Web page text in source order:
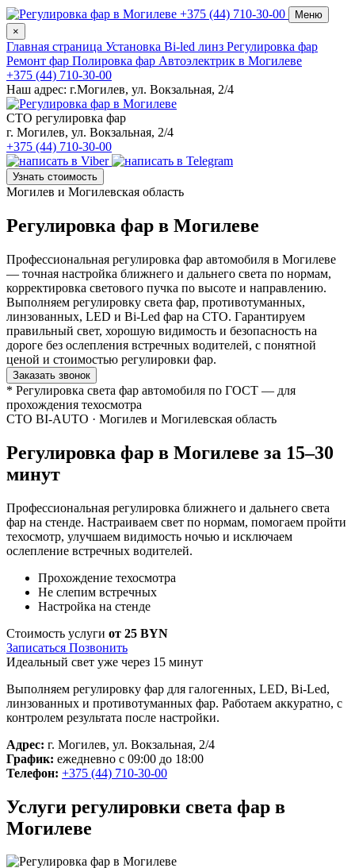
+375 (44) 710-30-00
Меню
×
Главная страница Установка Bi-led линз Регулировка фар
Ремонт фар Полировка фар Автоэлектрик в Могилеве
+375 (44) 710-30-00
Наш адрес: г.Могилев, ул. Вокзальная, 2/4
СТО регулировка фар
г. Могилев, ул. Вокзальная, 2/4
+375 (44) 710-30-00
Узнать стоимость
Могилев и Могилевская область
Регулировка фар в Могилеве
Профессиональная регулировка фар автомобиля в Могилеве
— точная настройка ближнего и дальнего света по нормам,
корректировка светового пучка по высоте и направлению.
Выполняем регулировку света фар, противотуманных,
линзованных, LED и Bi-Led фар на СТО. Гарантируем
правильный свет, хорошую видимость и безопасность на
дороге без ослепления встречных водителей, с понятной
ценой и стоимостью регулировки фар.
Заказать звонок
* Регулировка света фар автомобиля по ГОСТ — для
прохождения техосмотра
СТО BI-AUTO · Могилев и Могилевская область
Регулировка фар в Могилеве за 15–30
минут
Профессиональная регулировка ближнего и дальнего света
фар на стенде. Настраиваем свет по нормам, помогаем пройти
техосмотр, улучшаем видимость ночью и исключаем
ослепление встречных водителей.
Прохождение техосмотра
Не слепим встречных
Настройка на стенде
Стоимость услуги от 25 BYN
Записаться Позвонить
Идеальный свет уже через 15 минут
Выполняем регулировку фар для галогенных, LED, Bi-Led,
линзованных и противотуманных фар. Работаем аккуратно, с
контролем результата после настройки.
Адрес: г. Могилев, ул. Вокзальная, 2/4
График: ежедневно с 09:00 до 18:00
Телефон: +375 (44) 710-30-00
Услуги регулировки света фар в
Могилеве